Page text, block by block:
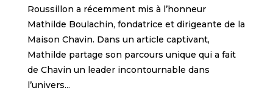
Roussillon a récemment mis à l’honneur
Mathilde Boulachin, fondatrice et dirigeante de la
Maison Chavin. Dans un article captivant,
Mathilde partage son parcours unique qui a fait
de Chavin un leader incontournable dans
l’univers...